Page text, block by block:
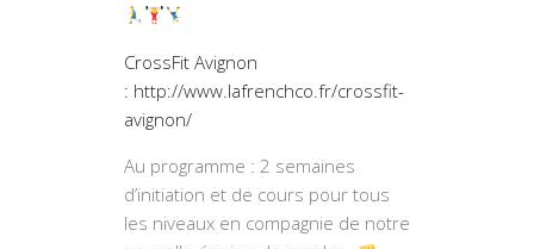
CrossFit Avignon
: http://www.lafrenchco.fr/crossfit-
avignon/
Au programme : 2 semaines
d’initiation et de cours pour tous
les niveaux en compagnie de notre